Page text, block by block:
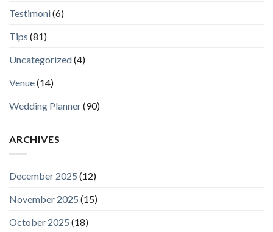
Testimoni(6)
Tips (81)
Uncategorized(4)
Venue(14)
Wedding Planner(90)
ARCHIVES
December 2025 (12)
November 2025 (15)
October 2025 (18)